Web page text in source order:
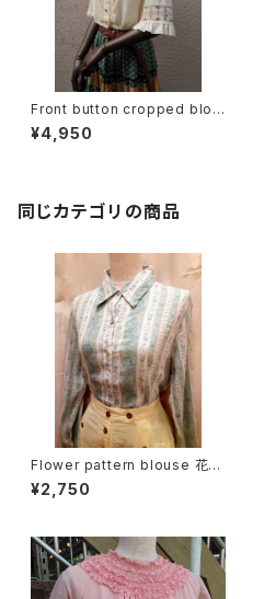
Front button cropped blou
se フロントボタン クロップド ブ
ラウス
¥4,950
同じカテゴリの商品
Flower pattern blouse 花柄
ブラウス
¥2,750